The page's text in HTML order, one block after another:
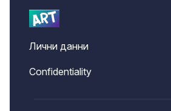
Лични данни
Confidentiality